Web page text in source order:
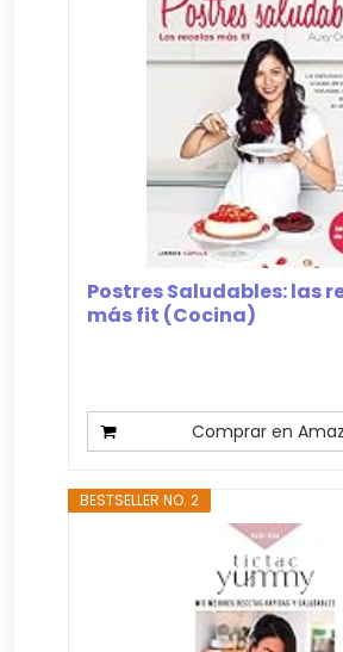
Postres Saludables: las
más fit (Cocina)
Comprar en
BESTSELLER NO. 2